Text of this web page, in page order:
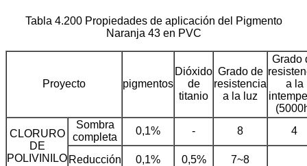
Tabla 4.200 Propiedades de aplicación del Pigmento
Naranja 43 en PVC
Proyecto pigmentos
Dióxido
de
titanio
Grado de
resistencia
a la luz
Grado
a la
CLORURO
DE
POLIVINILO
Sombra
completa
0,1% - 8 4
Reducción 0,1% 0,5% 7~8